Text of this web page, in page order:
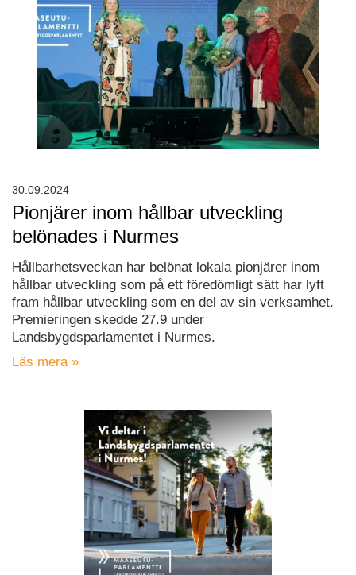
Pionjärer inom hållbar utveckling
belönades i Nurmes
Hållbarhetsveckan har belönat lokala pionjärer inom
hållbar utveckling som på ett föredömligt sätt har lyft
fram hållbar utveckling som en del av sin verksamhet.
Premieringen skedde 27.9 under
Landsbygdsparlamentet i Nurmes.
Läs mera »
30.09.2024